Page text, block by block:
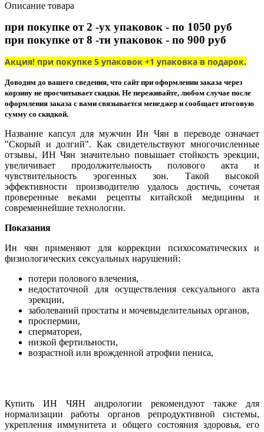
Описание товара
при покупке от 2 -ух упаковок - по 1050 руб
при покупке от 8 -ти упаковок - по 900 руб
Акция! при покупке 5 упаковок +1 упаковка в подарок.
Доводим до вашего сведения, что сайт при оформлении заказа через
корзину не просчитывает скидки. Не переживайте, любом случае после
оформления заказа с вами связывается менеджер и сообщает итоговую
сумму со скидкой.
Название капсул для мужчин Ин Чян в переводе означает
"Скорый и долгий". Как свидетельствуют многочисленные
отзывы, ИН Чян значительно повышает стойкость эрекции,
увеличивает продолжительность полового акта и
чувствительность эрогенных зон. Такой высокой
эффективности производителю удалось достичь, сочетая
проверенные веками рецепты китайской медицины и
современнейшие технологии.
Показания
Ин чян применяют для коррекции психосоматических и
физиологических сексуальных нарушений:
потери полового влечения,
недостаточной для осуществления сексуального акта
эрекции,
заболеваний простаты и мочевыделительных органов,
проспермии,
сперматореи,
низкой фертильности,
возрастной или врожденной атрофии пениса,
Купить ИН ЧЯН андрологии рекомендуют также для
нормализации работы органов репродуктивной системы,
укрепления иммунитета и общего состояния здоровья, его